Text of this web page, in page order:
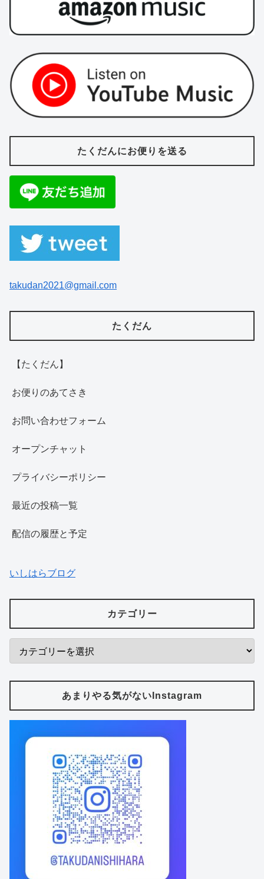
たくだんにお便りを送る
takudan2021@gmail.com
たくだん
【たくだん】
お便りのあてさき
お問い合わせフォーム
オープンチャット
プライバシーポリシー
最近の投稿一覧
配信の履歴と予定
いしはらブログ
カテゴリー
あまりやる気がないInstagram